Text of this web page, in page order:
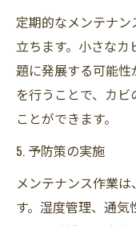
定期的なメンテナ
立ちます。小さなカ
題に発展する可能
を行うことで、カ
ことができます。
5. 予防策の実施
メンテナンス作業
す。湿度管理、通